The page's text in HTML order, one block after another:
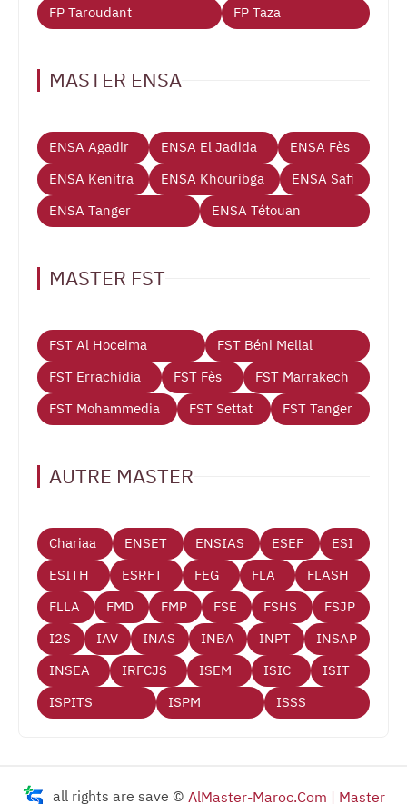
FP Taroudant
FP Taza
MASTER ENSA
ENSA Agadir ENSA El Jadida
ENSA Fès
ENSA Kenitra
ENSA Khouribga
ENSA Safi
ENSA Tanger
ENSA Tétouan
MASTER FST
FST Al Hoceima
FST Béni Mellal
FST Errachidia
FST Fès
FST Marrakech
FST Mohammedia
FST Settat FST Tanger
AUTRE MASTER
Chariaa ENSET ENSIAS ESEF
ESI
ESITH
ESRFT FEG FLA
FLASH
FLLA
FMD FMP FSE FSHS
FSJP
I2S
IAV INAS INBA INPT
INSAP
INSEA
IRFCJS ISEM ISIC
ISIT
ISPITS
ISPM ISSS
all rights are save © AlMaster-Maroc.Com | Master